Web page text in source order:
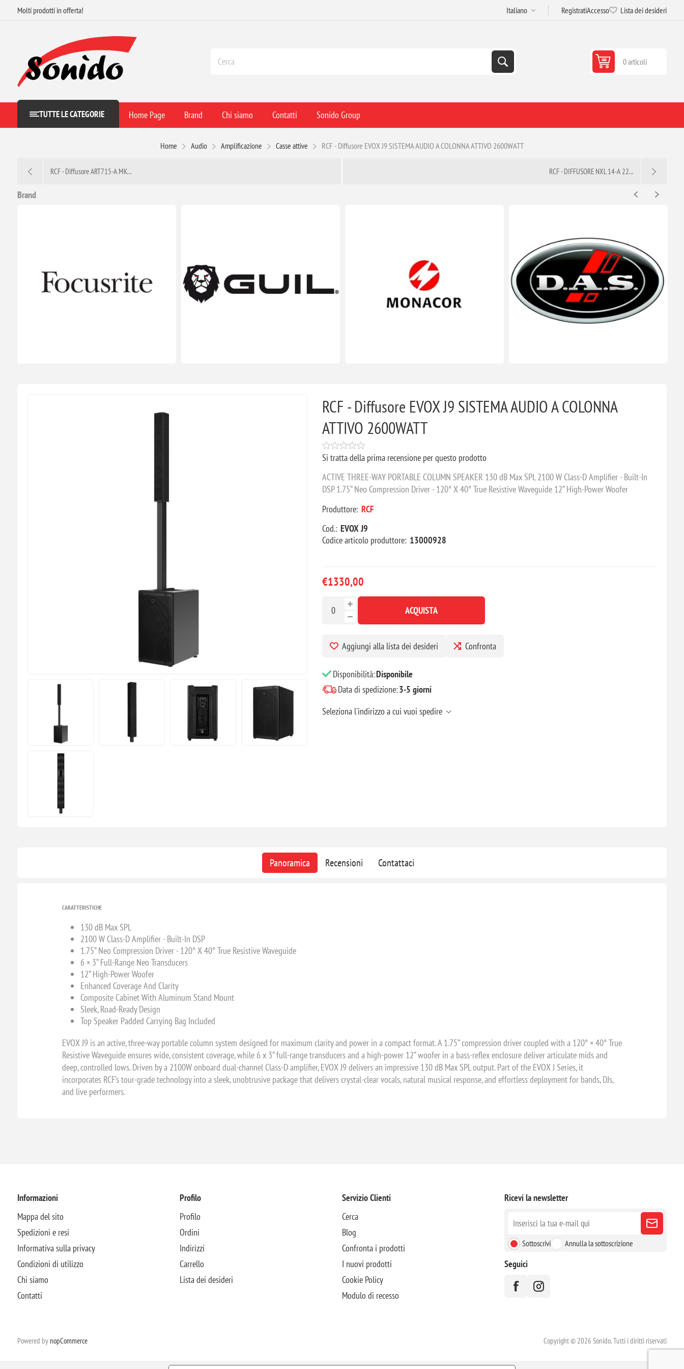
Molti prodotti in offerta! RegistratiAccesso Lista dei desideri
0 articoli
TUTTE LE CATEGORIE Home Page Brand Chi siamo Contatti Sonido Group
Home Audio Amplificazione Casse attive RCF - Diffusore EVOX J9 SISTEMA AUDIO A COLONNA ATTIVO 2600WATT
RCF - Diffusore ART715-A MK... RCF - DIFFUSORE NXL 14-A 22...
Brand
RCF - Diffusore EVOX J9 SISTEMA AUDIO A COLONNA
ATTIVO 2600WATT
Si tratta della prima recensione per questo prodotto
ACTIVE THREE-WAY PORTABLE COLUMN SPEAKER 130 dB Max SPL 2100 W Class-D Amplifier - Built-In
DSP 1.75” Neo Compression Driver - 120° X 40° True Resistive Waveguide 12” High-Power Woofer
Produttore: RCF
Cod.: EVOX J9
Codice articolo produttore: 13000928
€1330,00
ACQUISTA
Aggiungi alla lista dei desideri Confronta
Disponibilità:Disponibile
Data di spedizione:3-5 giorni
Seleziona l'indirizzo a cui vuoi spedire
Panoramica Recensioni Contattaci
CARATTERISTICHE
130 dB Max SPL
2100 W Class-D Amplifier - Built-In DSP
1.75” Neo Compression Driver - 120° X 40° True Resistive Waveguide
6 × 3” Full-Range Neo Transducers
12” High-Power Woofer
Enhanced Coverage And Clarity
Composite Cabinet With Aluminum Stand Mount
Sleek, Road-Ready Design
Top Speaker Padded Carrying Bag Included
EVOX J9 is an active, three-way portable column system designed for maximum clarity and power in a compact format. A 1.75” compression driver coupled with a 120° × 40° True
Resistive Waveguide ensures wide, consistent coverage, while 6 x 3” full-range transducers and a high-power 12” woofer in a bass-reflex enclosure deliver articulate mids and
deep, controlled lows. Driven by a 2100W onboard dual-channel Class-D amplifier, EVOX J9 delivers an impressive 130 dB Max SPL output. Part of the EVOX J Series, it
incorporates RCF’s tour-grade technology into a sleek, unobtrusive package that delivers crystal-clear vocals, natural musical response, and effortless deployment for bands, DJs,
and live performers.
Informazioni
Mappa del sito
Spedizioni e resi
Informativa sulla privacy
Condizioni di utilizzo
Chi siamo
Contatti
Profilo
Profilo
Ordini
Indirizzi
Carrello
Lista dei desideri
Servizio Clienti
Cerca
Blog
Confronta i prodotti
I nuovi prodotti
Cookie Policy
Modulo di recesso
Ricevi la newsletter
Sottoscrivi Annulla la sottoscrizione
Seguici
Powered by nopCommerce Copyright © 2026 Sonido. Tutti i diritti riservati